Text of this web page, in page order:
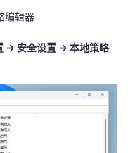
编辑器
→ 安全设置 → 本地策略